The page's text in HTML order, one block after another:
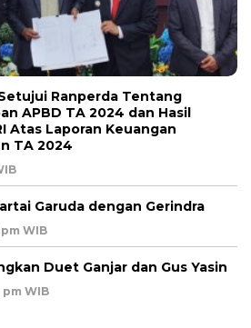
Ranperda Tentang
APBD TA 2024 dan Hasil
Atas Laporan Keuangan
TA 2024
Garuda dengan Gerindra
WIB
Duet Ganjar dan Gus Yasin
pm WIB